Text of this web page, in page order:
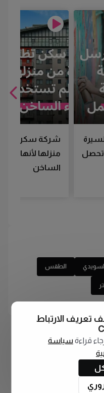
شركة سكن
منزلها لأنها لم
الساخن
الطقس
تعريف الارتباط
قراءة سياسة